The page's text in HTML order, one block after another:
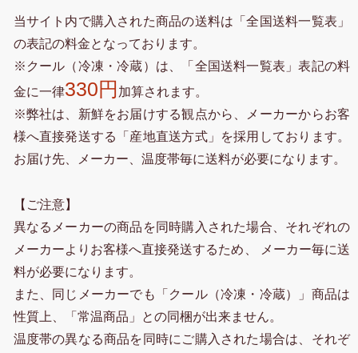
当サイト内で購入された商品の送料は「全国送料一覧表」
の表記の料金となっております。
※クール（冷凍・冷蔵）は、「全国送料一覧表」表記の料
金に一律330円 加算されます。
※弊社は、新鮮をお届けする観点から、メーカーからお客
様へ直接発送する「産地直送方式」を採用しております。
お届け先、メーカー、温度帯毎に送料が必要になります。
【ご注意】
異なるメーカーの商品を同時購入された場合、それぞれの
メーカーよりお客様へ直接発送するため、 メーカー毎に送
料が必要になります。
また、同じメーカーでも「クール（冷凍・冷蔵）」商品は
性質上、「常温商品」との同梱が出来ません。
温度帯の異なる商品を同時にご購入された場合は、それぞ